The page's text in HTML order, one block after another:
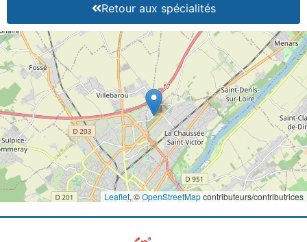
Retour aux spécialités
Leaflet, ©OpenStreetMapcontributeurs/contributrices